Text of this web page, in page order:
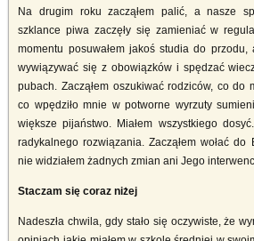
Na drugim roku zacząłem palić, a nasze
szklance piwa zaczęły się zamieniać w
momentu posuwałem jakoś studia do przodu,
wywiązywać się z obowiązków i spędzać
pubach. Zacząłem oszukiwać rodziców, co do
co wpędziło mnie w potworne wyrzuty
większe pijaństwo. Miałem wszystkiego
radykalnego rozwiązania. Zacząłem wołać do
nie widziałem żadnych zmian ani Jego
Staczam się coraz niżej
Nadeszła chwila, gdy stało się oczywiste, że